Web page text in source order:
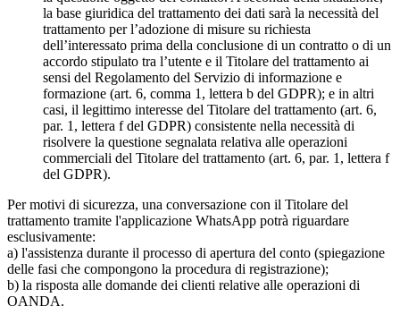
la base giuridica del trattamento dei dati sarà la necessità del
trattamento per l’adozione di misure su richiesta
dell’interessato prima della conclusione di un contratto o di un
accordo stipulato tra l’utente e il Titolare del trattamento ai
sensi del Regolamento del Servizio di informazione e
formazione (art. 6, comma 1, lettera b del GDPR); e in altri
casi, il legittimo interesse del Titolare del trattamento (art. 6,
par. 1, lettera f del GDPR) consistente nella necessità di
risolvere la questione segnalata relativa alle operazioni
commerciali del Titolare del trattamento (art. 6, par. 1, lettera f
del GDPR).
Per motivi di sicurezza, una conversazione con il Titolare del
trattamento tramite l'applicazione WhatsApp potrà riguardare
esclusivamente:
a) l'assistenza durante il processo di apertura del conto (spiegazione
delle fasi che compongono la procedura di registrazione);
b) la risposta alle domande dei clienti relative alle operazioni di
OANDA.